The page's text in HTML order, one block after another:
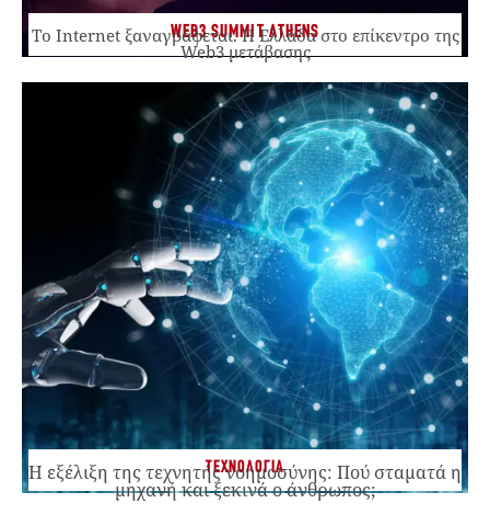
WEB3 SUMMIT ATHENS
Το Internet ξαναγράφεται. Η Ελλάδα στο επίκεντρο της
Web3 μετάβασης
ΤΕΧΝΟΛΟΓΙΑ
Η εξέλιξη της τεχνητής νοημοσύνης: Πού σταματά η
μηχανή και ξεκινά ο άνθρωπος;